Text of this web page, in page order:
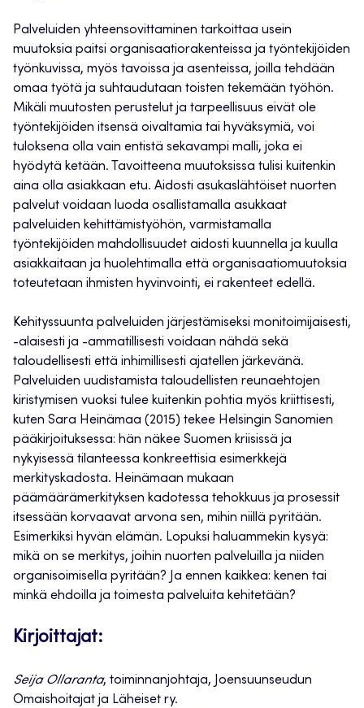
Palveluiden yhteensovittaminen tarkoittaa usein
muutoksia paitsi organisaatiorakenteissa ja työntekijöiden
työnkuvissa, myös tavoissa ja asenteissa, joilla tehdään
omaa työtä ja suhtaudutaan toisten tekemään työhön.
Mikäli muutosten perustelut ja tarpeellisuus eivät ole
työntekijöiden itsensä oivaltamia tai hyväksymiä, voi
tuloksena olla vain entistä sekavampi malli, joka ei
hyödytä ketään. Tavoitteena muutoksissa tulisi kuitenkin
aina olla asiakkaan etu. Aidosti asukaslähtöiset nuorten
palvelut voidaan luoda osallistamalla asukkaat
palveluiden kehittämistyöhön, varmistamalla
työntekijöiden mahdollisuudet aidosti kuunnella ja kuulla
asiakkaitaan ja huolehtimalla että organisaatiomuutoksia
toteutetaan ihmisten hyvinvointi, ei rakenteet edellä.
Kehityssuunta palveluiden järjestämiseksi monitoimijaisesti,
-alaisesti ja -ammatillisesti voidaan nähdä sekä
taloudellisesti että inhimillisesti ajatellen järkevänä.
Palveluiden uudistamista taloudellisten reunaehtojen
kiristymisen vuoksi tulee kuitenkin pohtia myös kriittisesti,
kuten Sara Heinämaa (2015) tekee Helsingin Sanomien
pääkirjoituksessa: hän näkee Suomen kriisissä ja
nykyisessä tilanteessa konkreettisia esimerkkejä
merkityskadosta. Heinämaan mukaan
päämäärämerkityksen kadotessa tehokkuus ja prosessit
itsessään korvaavat arvona sen, mihin niillä pyritään.
Esimerkiksi hyvän elämän. Lopuksi haluammekin kysyä:
mikä on se merkitys, joihin nuorten palveluilla ja niiden
organisoimisella pyritään? Ja ennen kaikkea: kenen tai
minkä ehdoilla ja toimesta palveluita kehitetään?
Kirjoittajat:
Seija Ollaranta, toiminnanjohtaja, Joensuunseudun
Omaishoitajat ja Läheiset ry.